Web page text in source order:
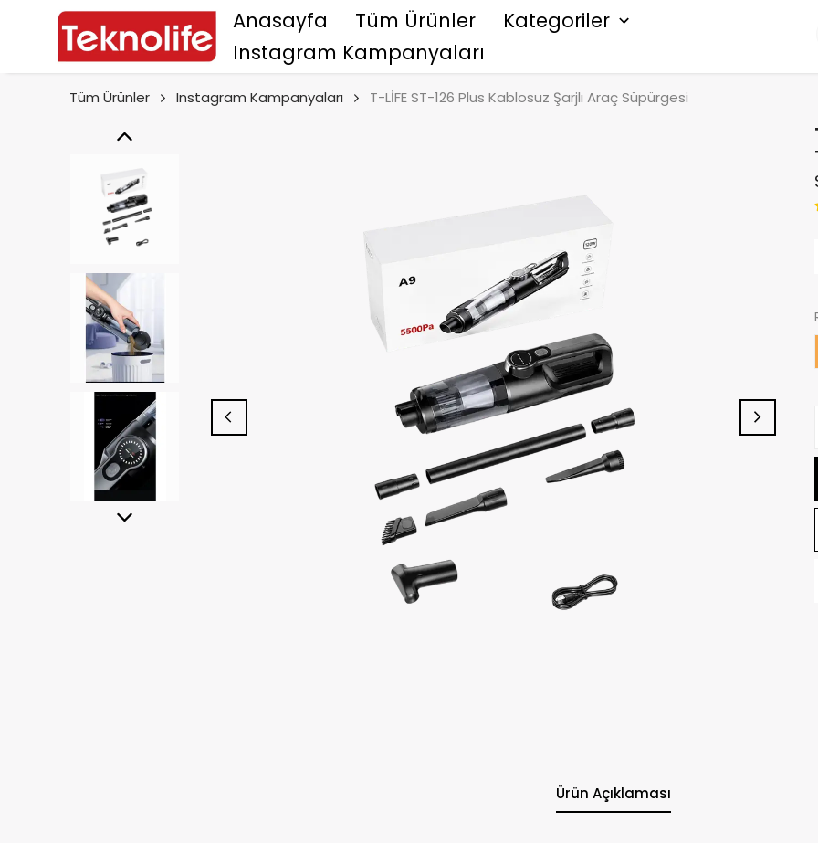
Anasayfa Tüm Ürünler
Kategoriler
Instagram Kampanyaları
Tüm Ürünler Instagram Kampanyaları T-LİFE ST-126 Plus Kablosuz Şarjlı Araç Süpürgesi
Ürün Açıklaması